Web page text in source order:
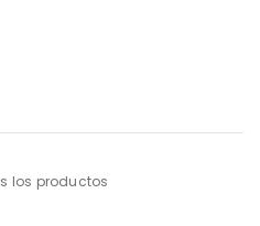
los productos